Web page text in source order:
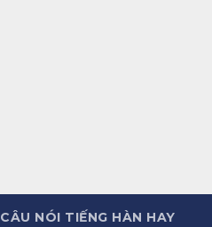
CÂU NÓI TIẾNG HÀN HAY